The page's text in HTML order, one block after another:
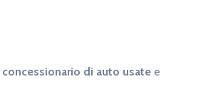
concessionario di auto usate e